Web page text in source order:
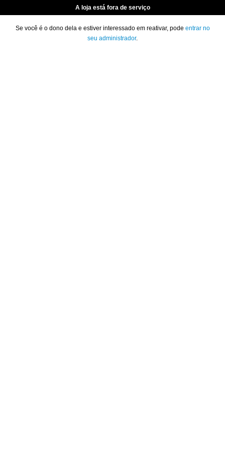
A loja está fora de serviço
Se você é o dono dela e estiver interessado em reativar, pode entrar no
seu administrador.